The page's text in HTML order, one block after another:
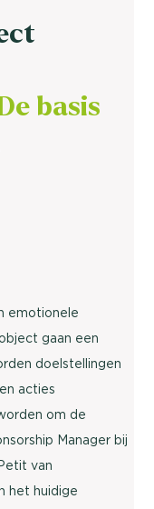
basis
emotionele
gaan een
doelstellingen
acties
om de
Manager bij
van
het huidige